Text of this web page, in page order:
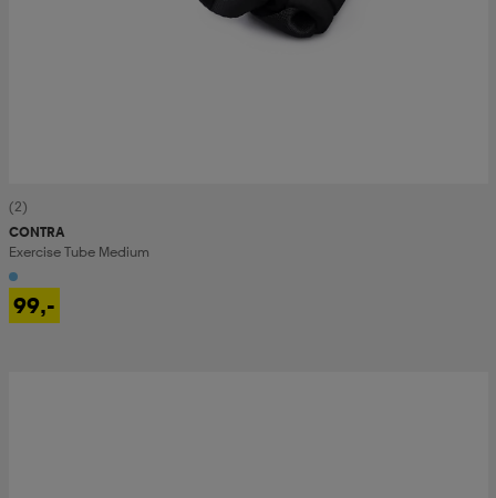
(2)
CONTRA
Exercise Tube Medium
99,-